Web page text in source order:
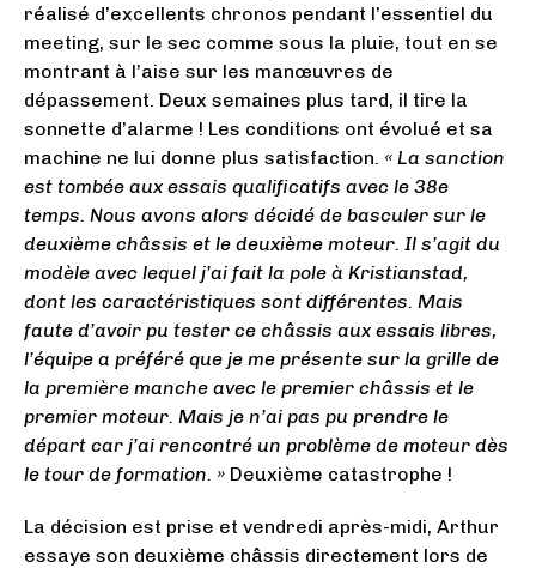
réalisé d’excellents chronos pendant l’essentiel du
meeting, sur le sec comme sous la pluie, tout en se
montrant à l’aise sur les manœuvres de
dépassement. Deux semaines plus tard, il tire la
sonnette d’alarme ! Les conditions ont évolué et sa
machine ne lui donne plus satisfaction. « La sanction
est tombée aux essais qualificatifs avec le 38e
temps. Nous avons alors décidé de basculer sur le
deuxième châssis et le deuxième moteur. Il s’agit du
modèle avec lequel j’ai fait la pole à Kristianstad,
dont les caractéristiques sont différentes. Mais
faute d’avoir pu tester ce châssis aux essais libres,
l’équipe a préféré que je me présente sur la grille de
la première manche avec le premier châssis et le
premier moteur. Mais je n’ai pas pu prendre le
départ car j’ai rencontré un problème de moteur dès
le tour de formation. » Deuxième catastrophe !
La décision est prise et vendredi après-midi, Arthur
essaye son deuxième châssis directement lors de